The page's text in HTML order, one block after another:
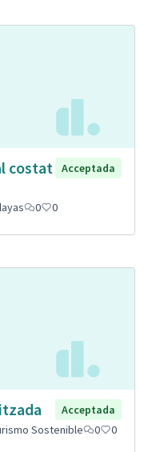
costat
Acceptada
0 0
Acceptada
Sostenible 0 0